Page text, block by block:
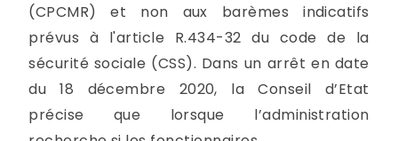
(CPCMR) et non aux barèmes indicatifs
prévus à l'article R.434-32 du code de la
sécurité sociale (CSS). Dans un arrêt en date
du 18 décembre 2020, la Conseil d’Etat
précise que lorsque l’administration